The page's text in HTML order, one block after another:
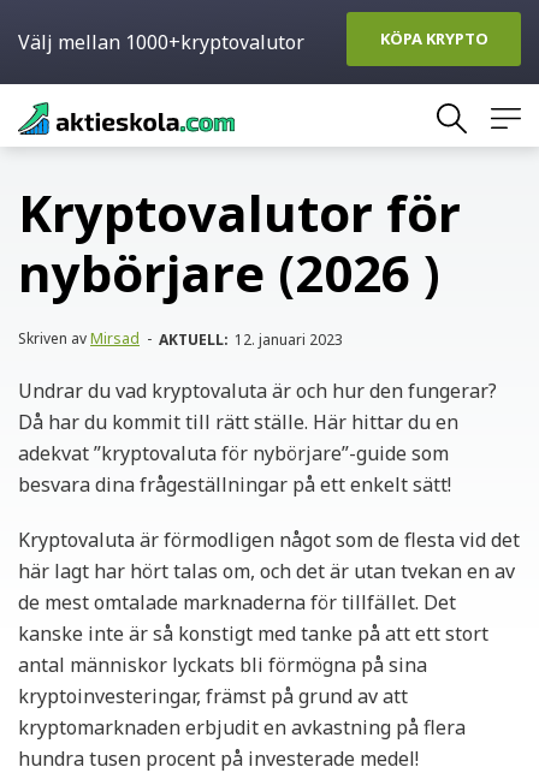
Skip
to
Kryptovalutor för
nybörjare (2026 )
Skriven avMirsad - AKTUELL: 12. januari 2023
Undrar du vad kryptovaluta är och hur den fungerar?
Då har du kommit till rätt ställe. Här hittar du en
adekvat ”kryptovaluta för nybörjare”-guide som
besvara dina frågeställningar på ett enkelt sätt!
Kryptovaluta är förmodligen något som de flesta vid det
här lagt har hört talas om, och det är utan tvekan en av
de mest omtalade marknaderna för tillfället. Det
kanske inte är så konstigt med tanke på att ett stort
antal människor lyckats bli förmögna på sina
kryptoinvesteringar, främst på grund av att
kryptomarknaden erbjudit en avkastning på flera
hundra tusen procent på investerade medel!
Välj mellan 1000+kryptovalutor KÖPA KRYPTO